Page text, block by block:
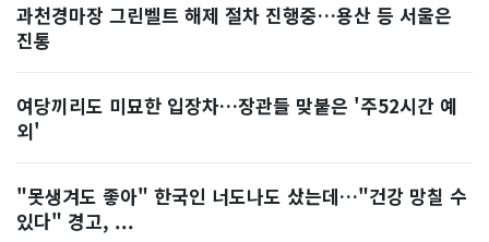
과천경마장 그린벨트 해제 절차 진행중…용산 등 서울은
진통
여당끼리도 미묘한 입장차…장관들 맞붙은 '주52시간 예
외'
"못생겨도 좋아" 한국인 너도나도 샀는데…"건강 망칠 수
있다" 경고, ...